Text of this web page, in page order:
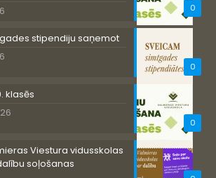
0
0
stipendiju saņemot
0
klasēs
Viestura vidusskolas
soļošanas